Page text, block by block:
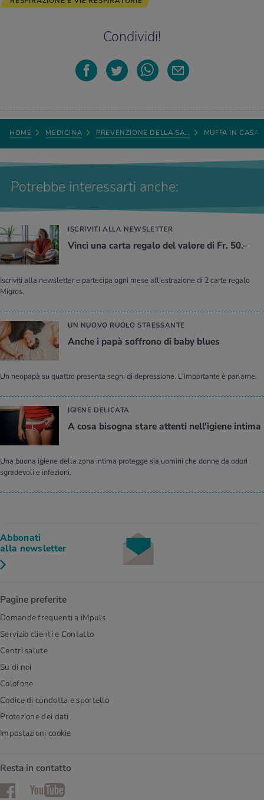
Condividi!
HOME MEDICINA PREVENZIONE DELLA SA… MUFFA IN CASA
Potrebbe interessarti anche:
ISCRIVITI ALLA NEWSLETTER
Vinci una carta regalo del valore di Fr. 50.–
Iscriviti alla newsletter e partecipa ogni mese all’estrazione di 2 carte regalo
Migros.
UN NUOVO RUOLO STRESSANTE
Anche i papà soffrono di baby blues
Un neopapà su quattro presenta segni di depressione. L'importante è parlarne.
IGIENE DELICATA
A cosa bisogna stare attenti nell'igiene intima
Una buona igiene della zona intima protegge sia uomini che donne da odori
sgradevoli e infezioni.
Abbonati
alla newsletter
Pagine preferite
Domande frequenti a iMpuls
Servizio clienti e Contatto
Centri salute
Su di noi
Colofone
Codice di condotta e sportello
Protezione dei dati
Impostazioni cookie
Resta in contatto
FacebookYouTube